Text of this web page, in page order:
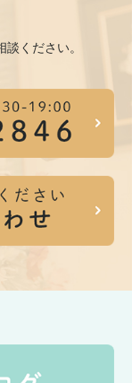
ください。